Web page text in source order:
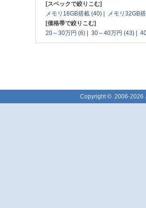
[スペックで絞りこむ]
メモリ16GB搭載 (40)
メモリ32GB
[価格帯で絞りこむ]
20～30万円 (6)
30～40万円 (43)
Copyright © 2006-2026